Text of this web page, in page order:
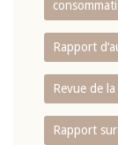
Rapport
Revue de
Rapport